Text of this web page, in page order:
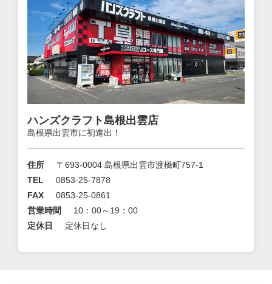
ハンズクラフト島根出雲店
島根県出雲市に初進出！
住所
〒693-0004 島根県出雲市渡橋町757-1
TEL
0853-25-7878
FAX
0853-25-0861
営業時間
10：00～19：00
定休日
定休日なし